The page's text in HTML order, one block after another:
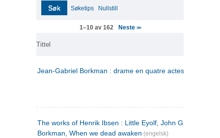
Søk Søketips Nullstill
1–10 av 162 Neste >>
Tittel
Jean-Gabriel Borkman : drame en quatre actes
The works of Henrik Ibsen : Little Eyolf, John Gabriel
Borkman, When we dead awaken (engelsk)